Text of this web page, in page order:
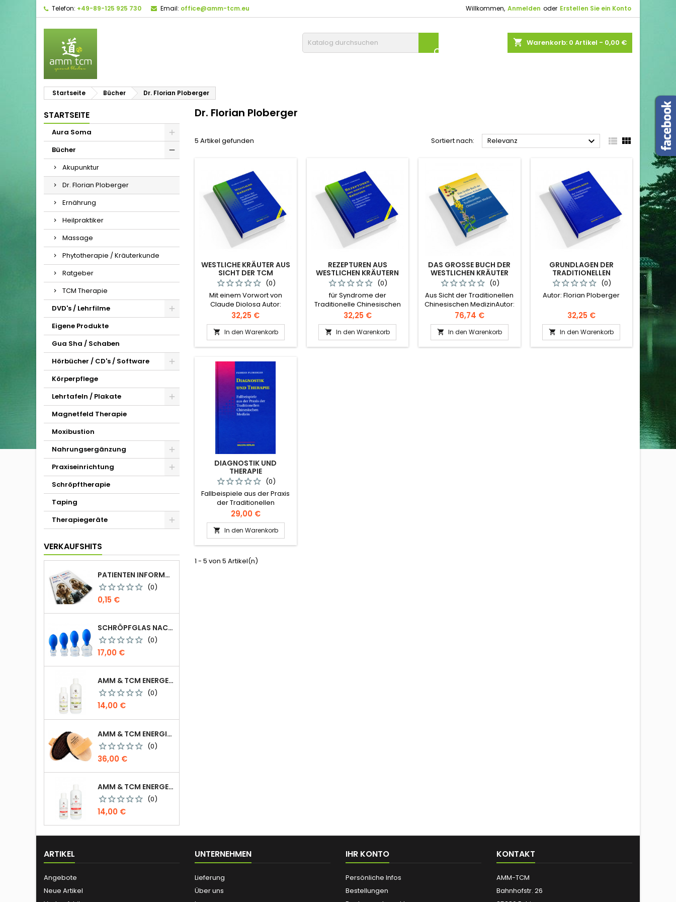
Telefon: +49-89-125 925 730 Email: office@amm-tcm.eu Willkommen, Anmelden oder Erstellen Sie ein Konto
shopping_cart Warenkorb: 0 Artikel - 0,00 €

Startseite Bücher Dr. Florian Ploberger
STARTSEITE
Aura Soma
Bücher
Akupunktur
Dr. Florian Ploberger
Ernährung
Heilpraktiker
Massage
Phytotherapie / Kräuterkunde
Ratgeber
TCM Therapie
DVD's / Lehrfilme
Eigene Produkte
Gua Sha / Schaben
Hörbücher / CD's / Software
Körperpflege
Lehrtafeln / Plakate
Magnetfeld Therapie
Moxibustion
Nahrungsergänzung
Praxiseinrichtung
Schröpftherapie
Taping
Therapiegeräte
VERKAUFSHITS
PATIENTEN INFORMATION FALTBLATT DIN-LANG
(0)
Preis
0,15 €
SCHRÖPFGLAS NACH CELIK MIT VENTILBALL
(0)
Preis
17,00 €
AMM & TCM ENERGETISIERTES ÖL - BIO-SESAM MIT ROSMARIN/BEIFUSS
(0)
Preis
14,00 €
AMM & TCM ENERGIE IONEN BÜRSTE
(0)
Preis
36,00 €
AMM & TCM ENERGETISIERTES ÖL - OLIVE MIT BLUTORANGE
(0)
Preis
14,00 €
Dr. Florian Ploberger
5 Artikel gefunden Sortiert nach: Relevanz   
WESTLICHE KRÄUTER AUS
SICHT DER TCM
(0)
Mit einem Vorwort von
Claude Diolosa Autor:
Florian Ploberger
Preis
32,25 €
 In den Warenkorb
REZEPTUREN AUS
WESTLICHEN KRÄUTERN
(0)
für Syndrome der
Traditionelle Chinesischen
MedizinAutor: Florian
Ploberger
Preis
32,25 €
 In den Warenkorb
DAS GROSSE BUCH DER W
ESTLICHEN KRÄUTER
(0)
Aus Sicht der Traditionellen
Chinesischen MedizinAutor:
Florian Ploberger
Preis
76,74 €
 In den Warenkorb
GRUNDLAGEN DER
TRADITIONELLEN
CHINESISCHEN MEDIZIN
(0)
Autor: Florian Ploberger
Preis
32,25 €
 In den Warenkorb
DIAGNOSTIK UND
THERAPIE
(0)
Fallbeispiele aus der Praxis
der Traditionellen
Chinesischen MedizinAutor:
Florian Ploberger
Preis
29,00 €
 In den Warenkorb
1 - 5 von 5 Artikel(n)
ARTIKEL
Angebote
Neue Artikel
UNTERNEHMEN
Lieferung
Über uns
IHR KONTO
Persönliche Infos
Bestellungen
KONTAKT
AMM-TCM
Bahnhofstr. 26